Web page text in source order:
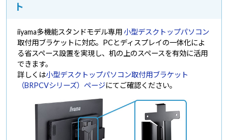
ト
iiyama多機能スタンドモデル専用小型デスクトップパソコン
取付用ブラケットに対応。PCとディスプレイの一体化によ
る省スペース設置を実現し、机の上のスペースを有効に活用
できます。
詳しくは小型デスクトップパソコン取付用ブラケット
（BRPCVシリーズ）ページにてご確認ください。